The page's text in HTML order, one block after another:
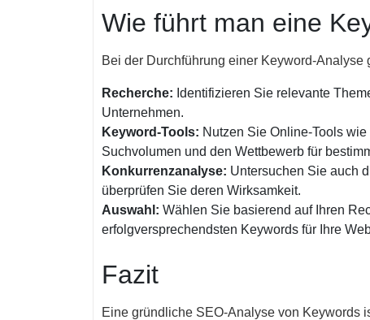
Wie führt man eine
Bei der Durchführung einer Keyword-
Recherche: Identifizieren Sie relevante
Unternehmen.
Keyword-Tools: Nutzen Sie Online-Tools
Suchvolumen und den Wettbewerb für
Konkurrenzanalyse: Untersuchen Sie auch
überprüfen Sie deren Wirksamkeit.
Auswahl: Wählen Sie basierend auf Ihren
erfolgversprechendsten Keywords für Ihre
Fazit
Eine gründliche SEO-Analyse von Keywords